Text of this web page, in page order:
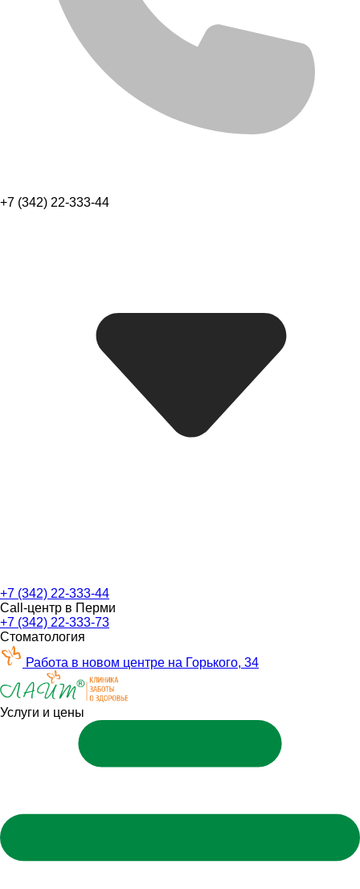
+7 (342) 22-333-44
+7 (342) 22-333-44
Call-центр в Перми
+7 (342) 22-333-73
Стоматология
Работа в новом центре на Горького, 34
Услуги и цены